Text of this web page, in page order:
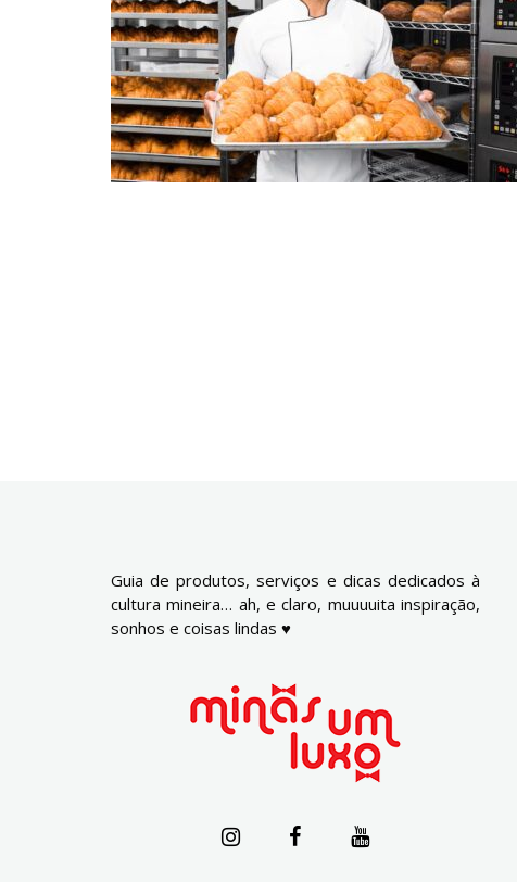
Guia de produtos, serviços e dicas dedicados à
cultura mineira… ah, e claro, muuuuita inspiração,
sonhos e coisas lindas ♥